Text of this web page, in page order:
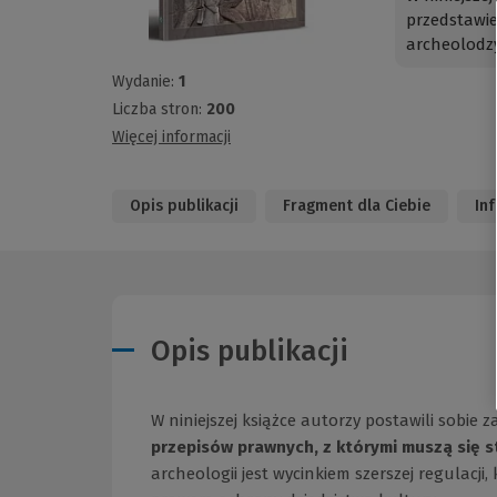
Wydanie: 1
Liczba stron: 200
Więcej informacji
Opis publikacji Fragment dla Ciebie
Opis publikacji
W niniejszej książce autorzy postawili sobie
przepisów prawnych, z którymi muszą się
archeologii jest wycinkiem szerszej